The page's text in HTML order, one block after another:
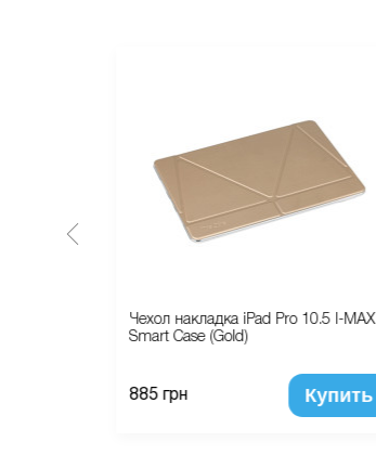
Чехол накладка iPad Pro 10.5 I-MAX
Smart Case (Gold)
885 грн Купить